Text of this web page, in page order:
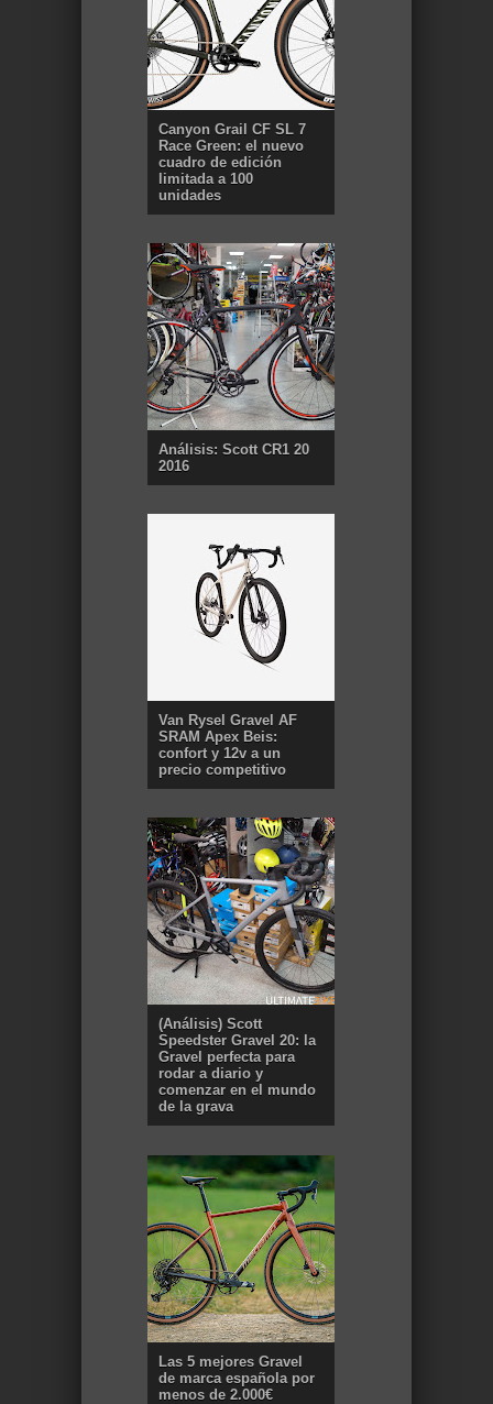
Canyon Grail CF SL 7
Race Green: el nuevo
cuadro de edición
limitada a 100
unidades
Análisis: Scott CR1 20
2016
Van Rysel Gravel AF
SRAM Apex Beis:
confort y 12v a un
precio competitivo
(Análisis) Scott
Speedster Gravel 20: la
Gravel perfecta para
rodar a diario y
comenzar en el mundo
de la grava
Las 5 mejores Gravel
de marca española por
menos de 2.000€